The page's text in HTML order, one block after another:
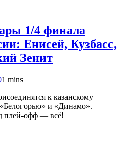
1/4 финала
Енисей, Кузбасс,
Зенит
1 mins
к казанскому
и «Динамо».
плей-офф — всё!